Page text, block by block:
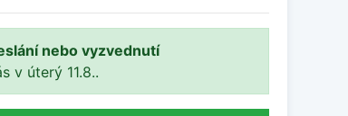
nebo vyzvednutí
v úterý 11.8..